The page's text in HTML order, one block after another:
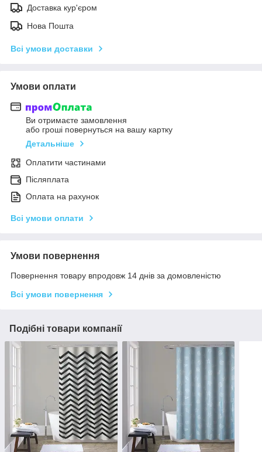
Доставка кур'єром
Нова Пошта
Всі умови доставки
Умови оплати
Ви отримаєте замовлення
або гроші повернуться на вашу картку
Детальніше
Оплатити частинами
Післяплата
Оплата на рахунок
Всі умови оплати
Умови повернення
Повернення товару впродовж 14 днів за домовленістю
Всі умови повернення
Подібні товари компанії